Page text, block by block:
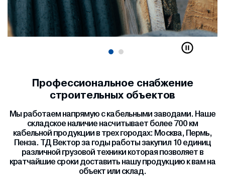
Профессиональное снабжение
строительных объектов
Мы работаем напрямую с кабельными заводами. Наше
складское наличие насчитывает более 700 км
кабельной продукции в трех городах: Москва, Пермь,
Пенза. ТД Вектор за годы работы закупил 10 единиц
различной грузовой техники которая позволяет в
кратчайшие сроки доставить нашу продукцию к вам на
объект или склад.